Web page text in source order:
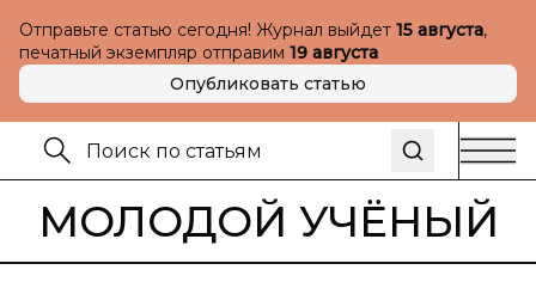
Отправьте статью сегодня! Журнал выйдет 15 августа,
печатный экземпляр отправим 19 августа
Опубликовать статью
МОЛОДОЙ УЧЁНЫЙ